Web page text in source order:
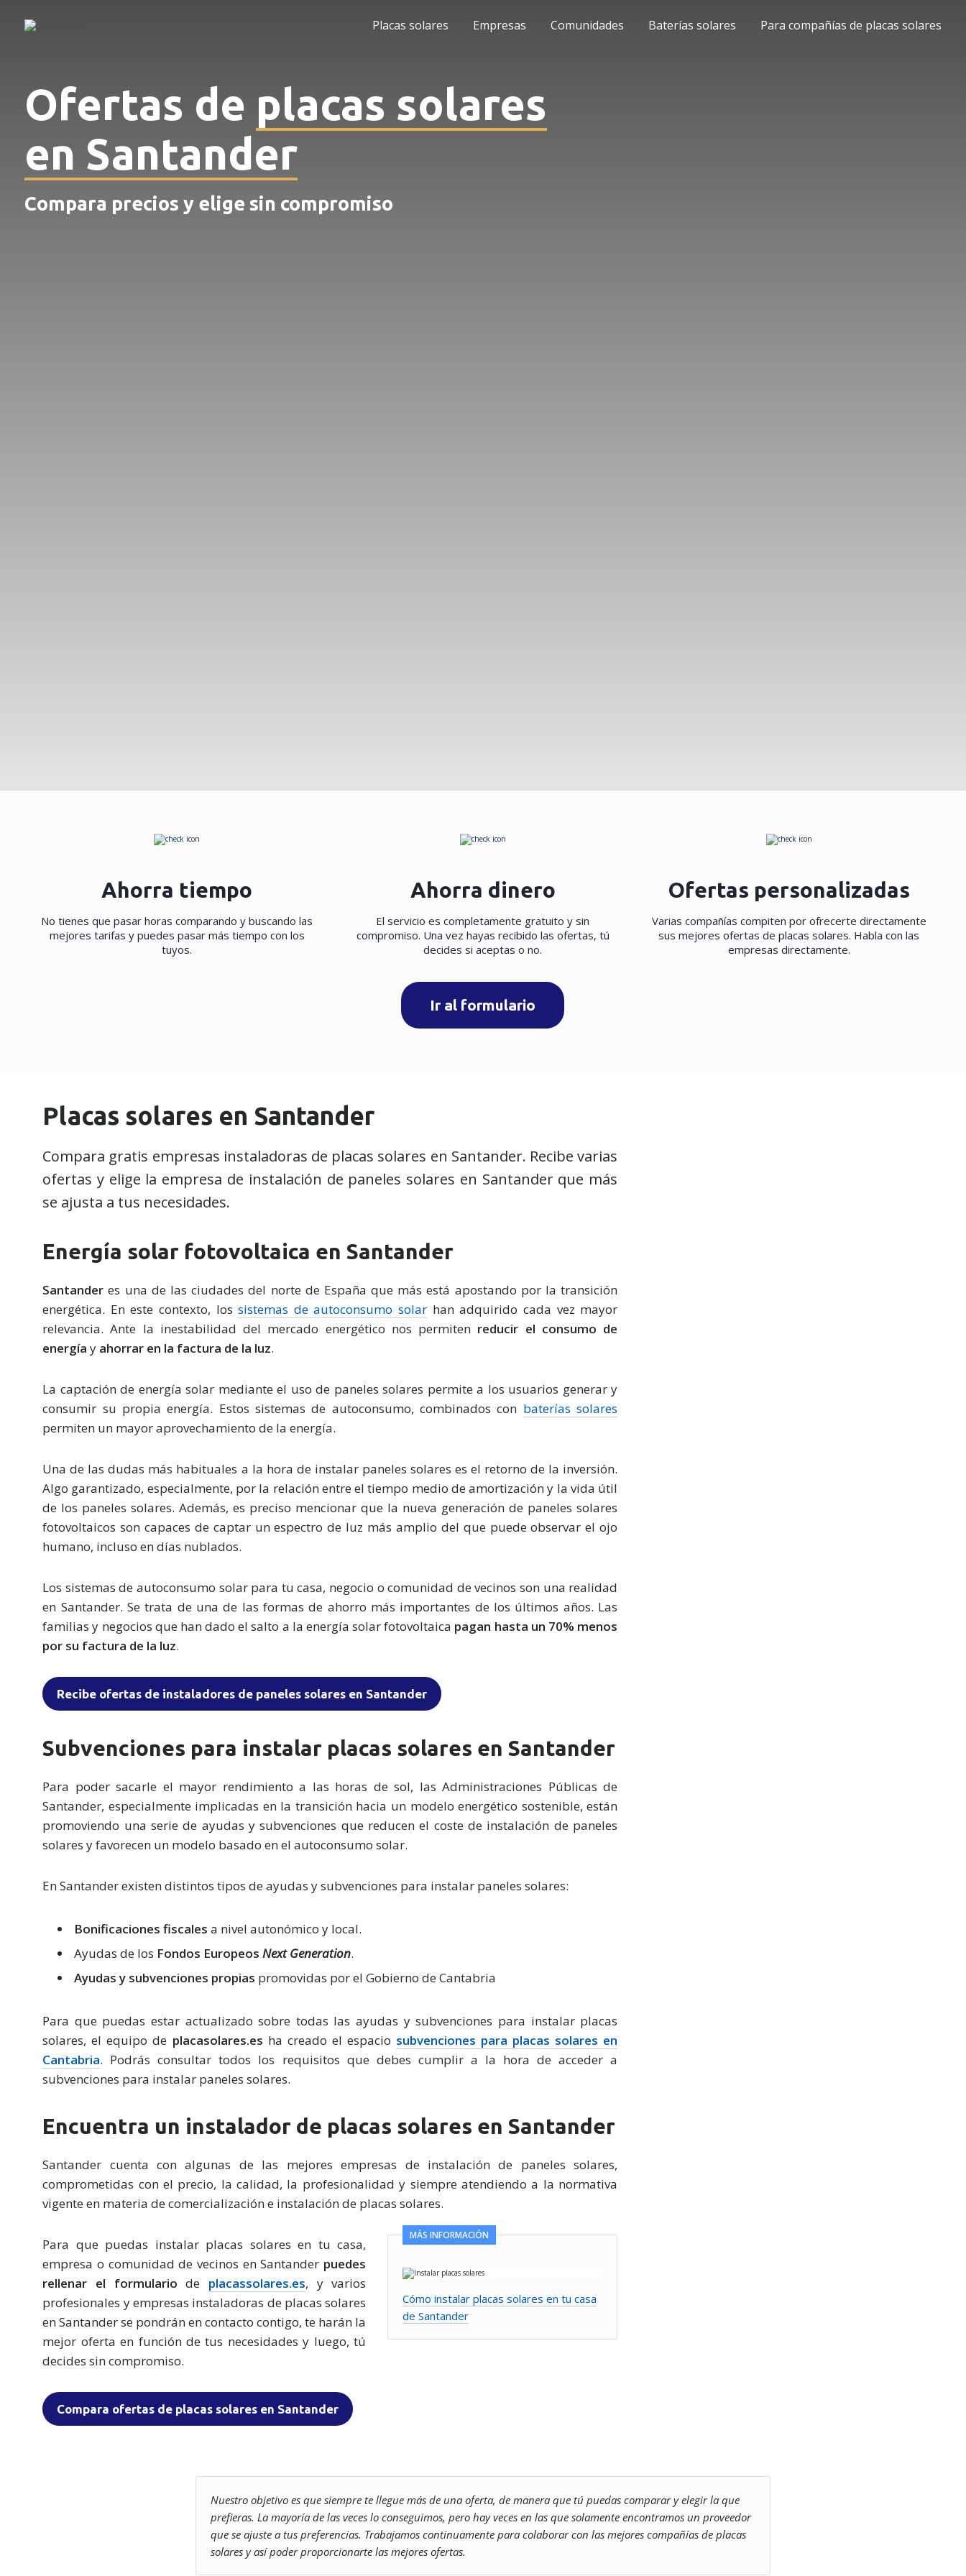
Placas solares Empresas Comunidades Baterías solares Para compañías de placas solares
Ofertas de placas solares
en Santander
Compara precios y elige sin compromiso
Ahorra tiempo
No tienes que pasar horas comparando y buscando las
mejores tarifas y puedes pasar más tiempo con los
tuyos.
Ahorra dinero
El servicio es completamente gratuito y sin
compromiso. Una vez hayas recibido las ofertas, tú
decides si aceptas o no.
Ofertas personalizadas
Varias compañías compiten por ofrecerte directamente
sus mejores ofertas de placas solares. Habla con las
empresas directamente.
Ir al formulario
Placas solares en Santander
Compara gratis empresas instaladoras de placas solares en Santander. Recibe varias
ofertas y elige la empresa de instalación de paneles solares en Santander que más
se ajusta a tus necesidades.
Energía solar fotovoltaica en Santander
Santander es una de las ciudades del norte de España que más está apostando por la transición
energética. En este contexto, lossistemas de autoconsumo solar han adquirido cada vez mayor
relevancia. Ante la inestabilidad del mercado energético nos permiten reducir el consumo de
energía y ahorrar en la factura de la luz.
La captación de energía solar mediante el uso de paneles solares permite a los usuarios generar y
consumir su propia energía. Estos sistemas de autoconsumo, combinados con baterías solares
permiten un mayor aprovechamiento de la energía.
Una de las dudas más habituales a la hora de instalar paneles solares es el retorno de la inversión.
Algo garantizado, especialmente, por la relación entre el tiempo medio de amortización y la vida útil
de los paneles solares. Además, es preciso mencionar que la nueva generación de paneles solares
fotovoltaicos son capaces de captar un espectro de luz más amplio del que puede observar el ojo
humano, incluso en días nublados.
Los sistemas de autoconsumo solar para tu casa, negocio o comunidad de vecinos son una realidad
en Santander. Se trata de una de las formas de ahorro más importantes de los últimos años. Las
familias y negocios que han dado el salto a la energía solar fotovoltaica pagan hasta un 70% menos
por su factura de la luz.
Recibe ofertas de instaladores de paneles solares en Santander
Subvenciones para instalar placas solares en Santander
Para poder sacarle el mayor rendimiento a las horas de sol, las Administraciones Públicas de
Santander, especialmente implicadas en la transición hacia un modelo energético sostenible, están
promoviendo una serie de ayudas y subvenciones que reducen el coste de instalación de paneles
solares y favorecen un modelo basado en el autoconsumo solar.
En Santander existen distintos tipos de ayudas y subvenciones para instalar paneles solares:
Bonificaciones fiscales a nivel autonómico y local.
Ayudas de los Fondos Europeos Next Generation.
Ayudas y subvenciones propias promovidas por el Gobierno de Cantabria
Para que puedas estar actualizado sobre todas las ayudas y subvenciones para instalar placas
solares, el equipo de placasolares.es ha creado el espacio subvenciones para placas solares en
Cantabria. Podrás consultar todos los requisitos que debes cumplir a la hora de acceder a
subvenciones para instalar paneles solares.
Encuentra un instalador de placas solares en Santander
Santander cuenta con algunas de las mejores empresas de instalación de paneles solares,
comprometidas con el precio, la calidad, la profesionalidad y siempre atendiendo a la normativa
vigente en materia de comercialización e instalación de placas solares.
MÁS INFORMACIÓN
Cómo instalar placas solares en tu casa
de Santander
Para que puedas instalar placas solares en tu casa,
empresa o comunidad de vecinos en Santander puedes
rellenar el formulario de placassolares.es, y varios
profesionales y empresas instaladoras de placas solares
en Santander se pondrán en contacto contigo, te harán la
mejor oferta en función de tus necesidades y luego, tú
decides sin compromiso.
Compara ofertas de placas solares en Santander
Nuestro objetivo es que siempre te llegue más de una oferta, de manera que tú puedas comparar y elegir la que
prefieras. La mayoría de las veces lo conseguimos, pero hay veces en las que solamente encontramos un proveedor
que se ajuste a tus preferencias. Trabajamos continuamente para colaborar con las mejores compañías de placas
solares y así poder proporcionarte las mejores ofertas.